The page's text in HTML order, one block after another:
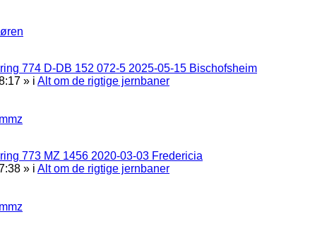
774 D-DB 152 072-5 2025-05-15 Bischofsheim
» i Alt om de rigtige jernbaner
773 MZ 1456 2020-03-03 Fredericia
» i Alt om de rigtige jernbaner